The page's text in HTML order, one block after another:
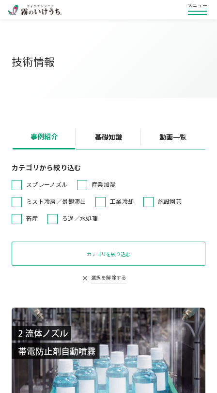
メニュー
技術情報
事例紹介 基礎知識 動画一覧
カテゴリから絞り込む
スプレーノズル 産業加湿
ミスト冷房／景観演出 工業冷却 施設園芸
畜産 ろ過／水処理
カテゴリを絞り込む
選択を解除する